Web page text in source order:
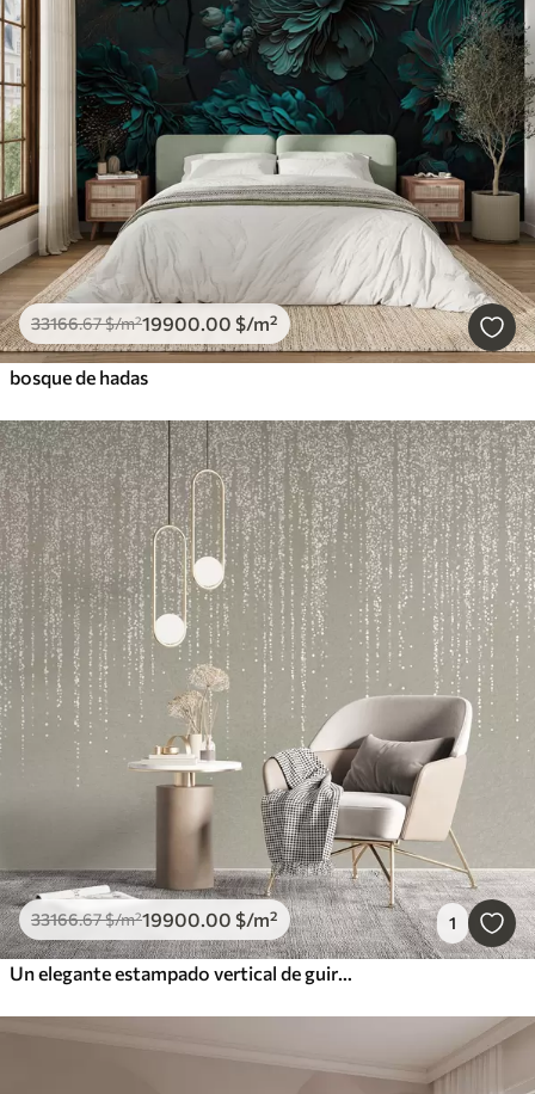
33166.67$/m²19900.00 $/m²
bosque de hadas
33166.67$/m²19900.00 $/m² 1
Un elegante estampado vertical de guirnaldas punteadas sobre un fondo de textura beige, que crea una sensación de profundidad y movimiento